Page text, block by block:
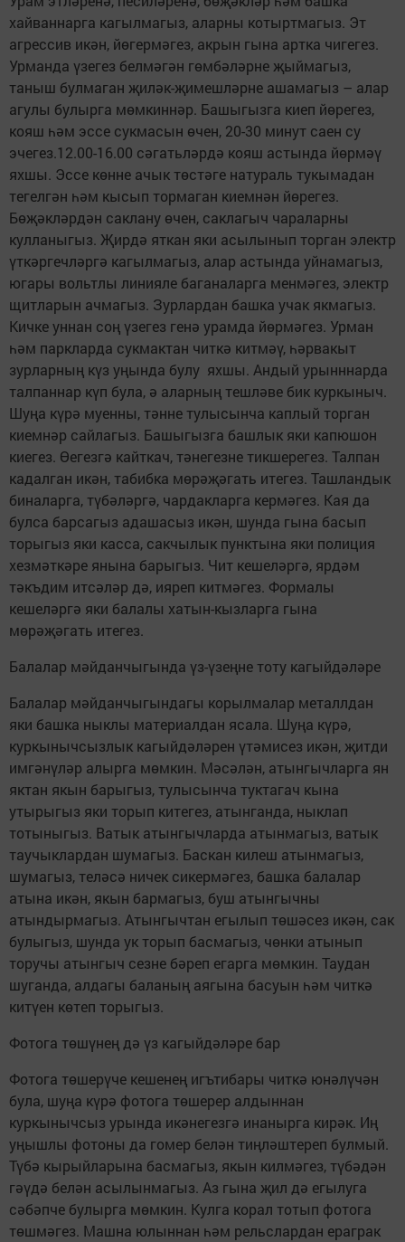
хайваннарга кагылмагыз, аларны котыртмагыз. Эт
агрессив икән, йөгермәгез, акрын гына артка чигегез.
Урманда үзегез белмәгән гөмбәләрне җыймагыз,
таныш булмаган җиләк-җимешләрне ашамагыз – алар
агулы булырга мөмкиннәр. Башыгызга киеп йөрегез,
кояш һәм эссе сукмасын өчен, 20-30 минут саен су
эчегез.12.00-16.00 сәгатьләрдә кояш астында йөрмәү
яхшы. Эссе көнне ачык төстәге натураль тукымадан
тегелгән һәм кысып тормаган киемнән йөрегез.
Бөҗәкләрдән саклану өчен, саклагыч чараларны
кулланыгыз. Җирдә яткан яки асылынып торган электр
үткәргечләргә кагылмагыз, алар астында уйнамагыз,
югары вольтлы линияле баганаларга менмәгез, электр
щитларын ачмагыз. Зурлардан башка учак якмагыз.
Кичке уннан соң үзегез генә урамда йөрмәгез. Урман
һәм паркларда сукмактан читкә китмәү, һәрвакыт
зурларның күз уңында булу яхшы. Андый урынннарда
талпаннар күп була, ә аларның тешләве бик куркыныч.
Шуңа күрә муенны, тәнне тулысынча каплый торган
киемнәр сайлагыз. Башыгызга башлык яки капюшон
киегез. Өегезгә кайткач, тәнегезне тикшерегез. Талпан
кадалган икән, табибка мөрәҗәгать итегез. Ташландык
биналарга, түбәләргә, чардакларга кермәгез. Кая да
булса барсагыз адашасыз икән, шунда гына басып
торыгыз яки касса, сакчылык пунктына яки полиция
хезмәткәре янына барыгыз. Чит кешеләргә, ярдәм
тәкъдим итсәләр дә, ияреп китмәгез. Формалы
кешеләргә яки балалы хатын-кызларга гына
мөрәҗәгать итегез.
Балалар мәйданчыгында үз-үзеңне тоту кагыйдәләре
Балалар мәйданчыгындагы корылмалар металлдан
яки башка ныклы материалдан ясала. Шуңа күрә,
куркынычсызлык кагыйдәләрен үтәмисез икән, җитди
имгәнүләр алырга мөмкин. Мәсәлән, атынгычларга ян
яктан якын барыгыз, тулысынча туктагач кына
утырыгыз яки торып китегез, атынганда, ныклап
тотыныгыз. Ватык атынгычларда атынмагыз, ватык
таучыклардан шумагыз. Баскан килеш атынмагыз,
шумагыз, теләсә ничек сикермәгез, башка балалар
атына икән, якын бармагыз, буш атынгычны
атындырмагыз. Атынгычтан егылып төшәсез икән, сак
булыгыз, шунда ук торып басмагыз, чөнки атынып
торучы атынгыч сезне бәреп егарга мөмкин. Таудан
шуганда, алдагы баланың аягына басуын һәм читкә
китүен көтеп торыгыз.
Фотога төшүнең дә үз кагыйдәләре бар
Фотога төшерүче кешенең игътибары читкә юнәлүчән
була, шуңа күрә фотога төшерер алдыннан
куркынычсыз урында икәнегезгә инанырга кирәк. Иң
уңышлы фотоны да гомер белән тиңләштереп булмый.
Түбә кырыйларына басмагыз, якын килмәгез, түбәдән
гәүдә белән асылынмагыз. Аз гына җил дә егылуга
сәбәпче булырга мөмкин. Кулга корал тотып фотога
төшмәгез. Машна юлыннан һәм рельслардан ераграк